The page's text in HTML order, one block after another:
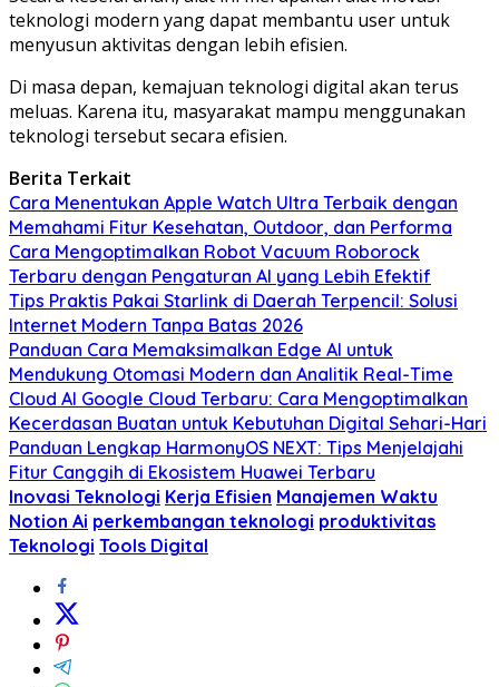
teknologi modern yang dapat membantu user untuk
menyusun aktivitas dengan lebih efisien.
Di masa depan, kemajuan teknologi digital akan terus
meluas. Karena itu, masyarakat mampu menggunakan
teknologi tersebut secara efisien.
Berita Terkait
Cara Menentukan Apple Watch Ultra Terbaik dengan
Memahami Fitur Kesehatan, Outdoor, dan Performa
Cara Mengoptimalkan Robot Vacuum Roborock
Terbaru dengan Pengaturan AI yang Lebih Efektif
Tips Praktis Pakai Starlink di Daerah Terpencil: Solusi
Internet Modern Tanpa Batas 2026
Panduan Cara Memaksimalkan Edge AI untuk
Mendukung Otomasi Modern dan Analitik Real-Time
Cloud AI Google Cloud Terbaru: Cara Mengoptimalkan
Kecerdasan Buatan untuk Kebutuhan Digital Sehari-Hari
Panduan Lengkap HarmonyOS NEXT: Tips Menjelajahi
Fitur Canggih di Ekosistem Huawei Terbaru
Inovasi Teknologi Kerja Efisien Manajemen Waktu
Notion Ai perkembangan teknologi produktivitas
Teknologi Tools Digital